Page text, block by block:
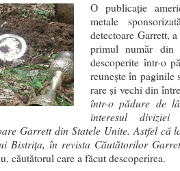
O publicaţie
metale
detectoare Garrett,
primul număr din
descoperite într-o
reuneşte în paginile
rare şi vechi din
într-o pădure de
interesul
Garrett din Statele Unite. Astfel că
Bistriţa, în revista Căutătorilor
căutătorul care a făcut descoperirea.